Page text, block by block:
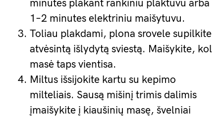
minutes plakant rankiniu plaktuvu arba
1–2 minutes elektriniu maišytuvu.
Toliau plakdami, plona srovele supilkite
atvėsintą išlydytą sviestą. Maišykite, kol
masė taps vientisa.
Miltus išsijokite kartu su kepimo
milteliais. Sausą mišinį trimis dalimis
įmaišykite į kiaušinių masę, švelniai